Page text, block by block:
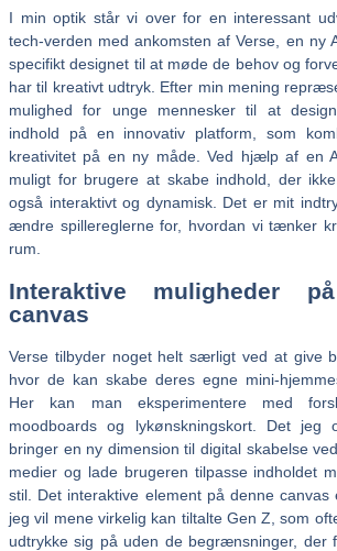
I min optik står vi over for en interessant
tech-verden med ankomsten af Verse, en ny
specifikt designet til at møde de behov og
har til kreativt udtryk. Efter min mening
mulighed for unge mennesker til at
indhold på en innovativ platform, som
kreativitet på en ny måde. Ved hjælp af en
muligt for brugere at skabe indhold, der
også interaktivt og dynamisk. Det er mit
ændre spillereglerne for, hvordan vi tænker
rum.
Interaktive muligheder
canvas
Verse tilbyder noget helt særligt ved at give
hvor de kan skabe deres egne mini-
Her kan man eksperimentere med
moodboards og lykønskningskort. Det jeg
bringer en ny dimension til digital skabelse
medier og lade brugeren tilpasse indholdet
stil. Det interaktive element på denne canvas
jeg vil mene virkelig kan tiltalte Gen Z, som
udtrykke sig på uden de begrænsninger, der